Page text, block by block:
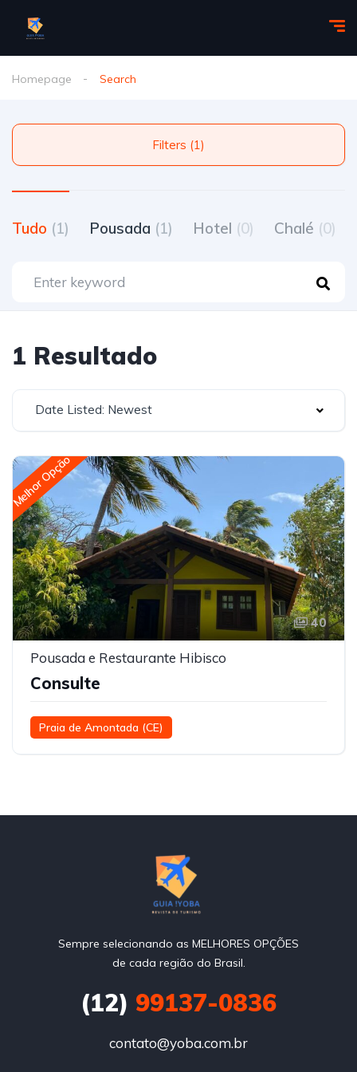
Homepage Search
Filters (1)
Tudo (1) Pousada (1) Hotel (0) Chalé (0)
1 Resultado
Date Listed: Newest
Melhor Opção
40
Pousada e Restaurante Hibisco
Consulte
Praia de Amontada (CE)
Sempre selecionando as MELHORES OPÇÕES
de cada região do Brasil.
(12) 99137-0836
contato@yoba.com.br